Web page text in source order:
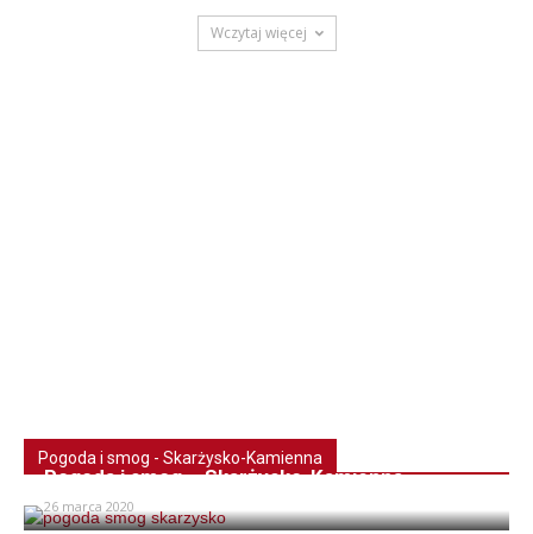
Wczytaj więcej
Pogoda i smog - Skarżysko-Kamienna
Pogoda i smog – Skarżysko-Kamienna
26 marca 2020